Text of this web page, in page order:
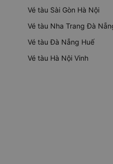
Vé tàu Sài Gòn Hà Nội
Vé tàu Nha Trang Đà
Vé tàu Đà Nẵng Huế
Vé tàu Hà Nội Vinh